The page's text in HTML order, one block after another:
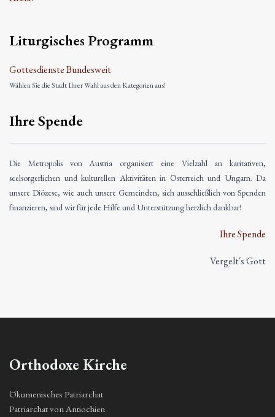
Liturgisches Programm
Gottesdienste Bundesweit
Wählen Sie die Stadt Ihrer Wahl aus den Kategorien aus!
Ihre Spende
Die Metropolis von Austria organisiert eine Vielzahl an karitativen,
seelsorgerlichen und kulturellen Aktivitäten in Österreich und Ungarn. Da
unsere Diözese, wie auch unsere Gemeinden, sich ausschließlich von Spenden
finanzieren, sind wir für jede Hilfe und Unterstützung herzlich dankbar!
Ihre Spende
Vergelt´s Gott
Orthodoxe Kirche
Ökumenisches Patriarchat
Patriarchat von Antiochien